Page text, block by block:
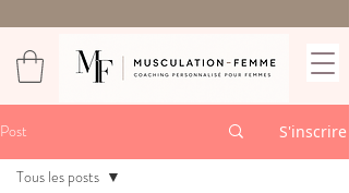
Post S'inscrire
Tous les posts